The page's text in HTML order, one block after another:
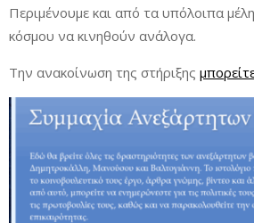
Περιμένουμε και από τα υπόλοιπα
κόσμου να κινηθούν ανάλογα.
Την ανακοίνωση της στήριξης